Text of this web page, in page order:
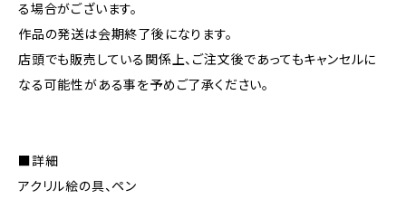
る場合がございます。
作品の発送は会期終了後になります。
店頭でも販売している関係上、ご注文後であってもキャンセルに
なる可能性がある事を予めご了承ください。
■詳細
アクリル絵の具、ペン